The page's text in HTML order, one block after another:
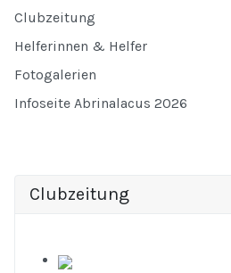
Clubzeitung
Helferinnen & Helfer
Fotogalerien
Infoseite Abrinalacus 2026
Clubzeitung